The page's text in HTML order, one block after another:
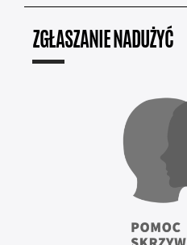
ZGŁASZANIE NADUŻYĆ